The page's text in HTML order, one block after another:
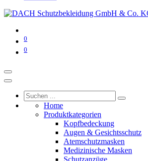
0
0
Home
Produktkategorien
Kopfbedeckung
Augen & Gesichtsschutz
Atemschutzmasken
Medizinische Masken